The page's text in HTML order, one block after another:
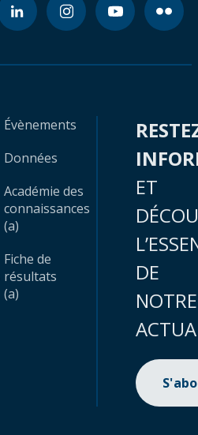
Évènements
Données
Académie des
connaissances
(a)
Fiche de
résultats
(a)
ET
DE
NOTRE